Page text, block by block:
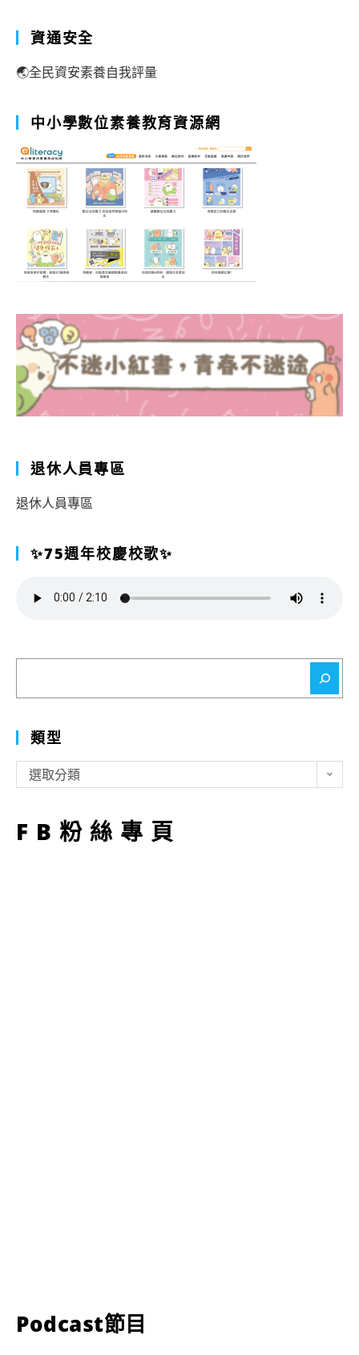
資通安全
🌏全民資安素養自我評量
中小學數位素養教育資源網
退休人員專區
退休人員專區
✨75週年校慶校歌✨
類型
型
選取分類
FB粉絲專頁
Podcast節目